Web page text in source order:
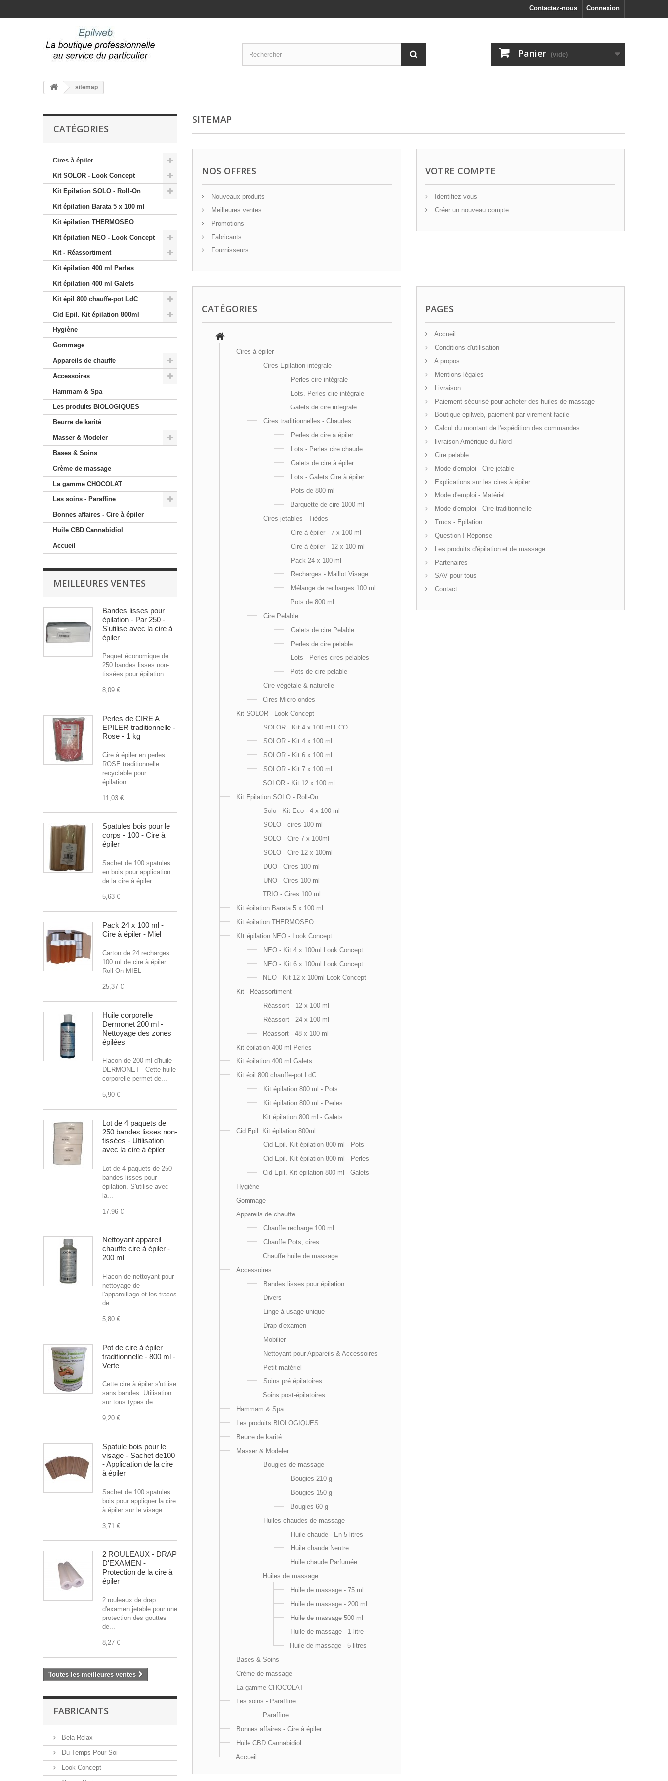
Connexion
Contactez-nous
Panier (vide)
sitemap
CATÉGORIES
Cires à épiler
Kit SOLOR - Look Concept
Kit Epilation SOLO - Roll-On
Kit épilation Barata 5 x 100 ml
Kit épilation THERMOSEO
KIt épilation NEO - Look Concept
Kit - Réassortiment
Kit épilation 400 ml Perles
Kit épilation 400 ml Galets
Kit épil 800 chauffe-pot LdC
Cid Epil. Kit épilation 800ml
Hygiène
Gommage
Appareils de chauffe
Accessoires
Hammam & Spa
Les produits BIOLOGIQUES
Beurre de karité
Masser & Modeler
Bases & Soins
Crème de massage
La gamme CHOCOLAT
Les soins - Paraffine
Bonnes affaires - Cire à épiler
Huile CBD Cannabidiol
Accueil
MEILLEURES VENTES
Bandes lisses pour
épilation - Par 250 -
S'utilise avec la cire à
épiler
Paquet économique de
250 bandes lisses non-
tissées pour épilation....
8,09 €
Perles de CIRE A
EPILER traditionnelle -
Rose - 1 kg
Cire à épiler en perles
ROSE traditionnelle
recyclable pour
épilation....
11,03 €
Spatules bois pour le
corps - 100 - Cire à
épiler
Sachet de 100 spatules
en bois pour application
de la cire à épiler.
5,63 €
Pack 24 x 100 ml -
Cire à épiler - Miel
Carton de 24 recharges
100 ml de cire à épiler
Roll On MIEL
25,37 €
Huile corporelle
Dermonet 200 ml -
Nettoyage des zones
épilées
Flacon de 200 ml d'huile
DERMONET Cette huile
corporelle permet de...
5,90 €
Lot de 4 paquets de
250 bandes lisses non-
tissées - Utilisation
avec la cire à épiler
Lot de 4 paquets de 250
bandes lisses pour
épilation. S'utilise avec
la...
17,96 €
Nettoyant appareil
chauffe cire à épiler -
200 ml
Flacon de nettoyant pour
nettoyage de
l'appareillage et les traces
de...
5,80 €
Pot de cire à épiler
traditionnelle - 800 ml -
Verte
Cette cire à épiler s'utilise
sans bandes. Utilisation
sur tous types de...
9,20 €
Spatule bois pour le
visage - Sachet de100
- Application de la cire
à épiler
Sachet de 100 spatules
bois pour appliquer la cire
à épiler sur le visage
3,71 €
2 ROULEAUX - DRAP
D'EXAMEN -
Protection de la cire à
épiler
2 rouleaux de drap
d'examen jetable pour une
protection des gouttes
de...
8,27 €
Toutes les meilleures ventes
FABRICANTS
Bela Relax
Du Temps Pour Soi
Look Concept
SITEMAP
NOS OFFRES
Nouveaux produits
Meilleures ventes
Promotions
Fabricants
Fournisseurs
VOTRE COMPTE
Identifiez-vous
Créer un nouveau compte
CATÉGORIES
Cires à épiler
Cires Epilation intégrale
Perles cire intégrale
Lots. Perles cire intégrale
Galets de cire intégrale
Cires traditionnelles - Chaudes
Perles de cire à épiler
Lots - Perles cire chaude
Galets de cire à épiler
Lots - Galets Cire à épiler
Pots de 800 ml
Barquette de cire 1000 ml
Cires jetables - Tièdes
Cire à épiler - 7 x 100 ml
Cire à épiler - 12 x 100 ml
Pack 24 x 100 ml
Recharges - Maillot Visage
Mélange de recharges 100 ml
Pots de 800 ml
Cire Pelable
Galets de cire Pelable
Perles de cire pelable
Lots - Perles cires pelables
Pots de cire pelable
Cire végétale & naturelle
Cires Micro ondes
Kit SOLOR - Look Concept
SOLOR - Kit 4 x 100 ml ECO
SOLOR - Kit 4 x 100 ml
SOLOR - Kit 6 x 100 ml
SOLOR - Kit 7 x 100 ml
SOLOR - Kit 12 x 100 ml
Kit Epilation SOLO - Roll-On
Solo - Kit Eco - 4 x 100 ml
SOLO - cires 100 ml
SOLO - Cire 7 x 100ml
SOLO - Cire 12 x 100ml
DUO - Cires 100 ml
UNO - Cires 100 ml
TRIO - Cires 100 ml
Kit épilation Barata 5 x 100 ml
Kit épilation THERMOSEO
KIt épilation NEO - Look Concept
NEO - Kit 4 x 100ml Look Concept
NEO - Kit 6 x 100ml Look Concept
NEO - Kit 12 x 100ml Look Concept
Kit - Réassortiment
Réassort - 12 x 100 ml
Réassort - 24 x 100 ml
Réassort - 48 x 100 ml
Kit épilation 400 ml Perles
Kit épilation 400 ml Galets
Kit épil 800 chauffe-pot LdC
Kit épilation 800 ml - Pots
Kit épilation 800 ml - Perles
Kit épilation 800 ml - Galets
Cid Epil. Kit épilation 800ml
Cid Epil. Kit épilation 800 ml - Pots
Cid Epil. Kit épilation 800 ml - Perles
Cid Epil. Kit épilation 800 ml - Galets
Hygiène
Gommage
Appareils de chauffe
Chauffe recharge 100 ml
Chauffe Pots, cires...
Chauffe huile de massage
Accessoires
Bandes lisses pour épilation
Divers
Linge à usage unique
Drap d'examen
Mobilier
Nettoyant pour Appareils & Accessoires
Petit matériel
Soins pré épilatoires
Soins post-épilatoires
Hammam & Spa
Les produits BIOLOGIQUES
Beurre de karité
Masser & Modeler
Bougies de massage
Bougies 210 g
Bougies 150 g
Bougies 60 g
Huiles chaudes de massage
Huile chaude - En 5 litres
Huile chaude Neutre
Huile chaude Parfumée
Huiles de massage
Huile de massage - 75 ml
Huile de massage - 200 ml
Huile de massage 500 ml
Huile de massage - 1 litre
Huile de massage - 5 litres
Bases & Soins
Crème de massage
La gamme CHOCOLAT
Les soins - Paraffine
Paraffine
Bonnes affaires - Cire à épiler
Huile CBD Cannabidiol
Accueil
PAGES
Accueil
Conditions d'utilisation
A propos
Mentions légales
Livraison
Paiement sécurisé pour acheter des huiles de massage
Boutique epilweb, paiement par virement facile
Calcul du montant de l'expédition des commandes
livraison Amérique du Nord
Cire pelable
Mode d'emploi - Cire jetable
Explications sur les cires à épiler
Mode d'emploi - Matériel
Mode d'emploi - Cire traditionnelle
Trucs - Epilation
Question ! Réponse
Les produits d'épilation et de massage
Partenaires
SAV pour tous
Contact